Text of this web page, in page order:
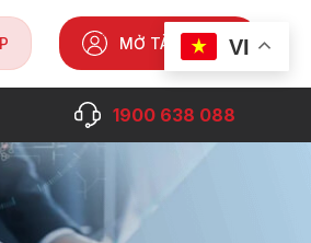
MỞ TÀI KHOẢN
1900 638 088
VI